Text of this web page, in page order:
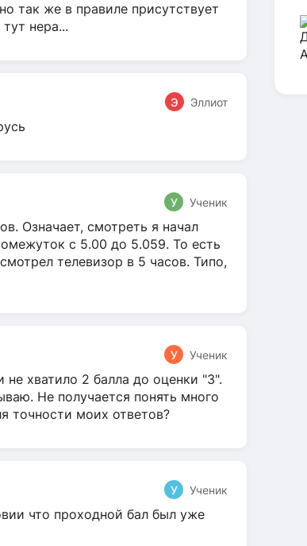
так же в правиле присутствует
нера...
Э Эллиот
У Ученик
Означает, смотреть я начал
с 5.00 до 5.059. То есть
телевизор в 5 часов. Типо,
У Ученик
не хватило 2 балла до оценки "3".
Не получается понять много
точности моих ответов?
У Ученик
что проходной бал был уже